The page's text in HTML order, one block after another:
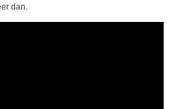
dan.